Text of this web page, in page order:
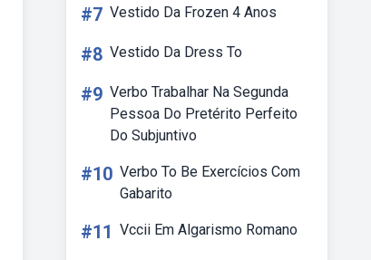
#7 Vestido Da Frozen 4 Anos
#8 Vestido Da Dress To
#9 Verbo Trabalhar Na Segunda
Pessoa Do Pretérito Perfeito
Do Subjuntivo
#10 Verbo To Be Exercícios Com
Gabarito
#11 Vccii Em Algarismo Romano